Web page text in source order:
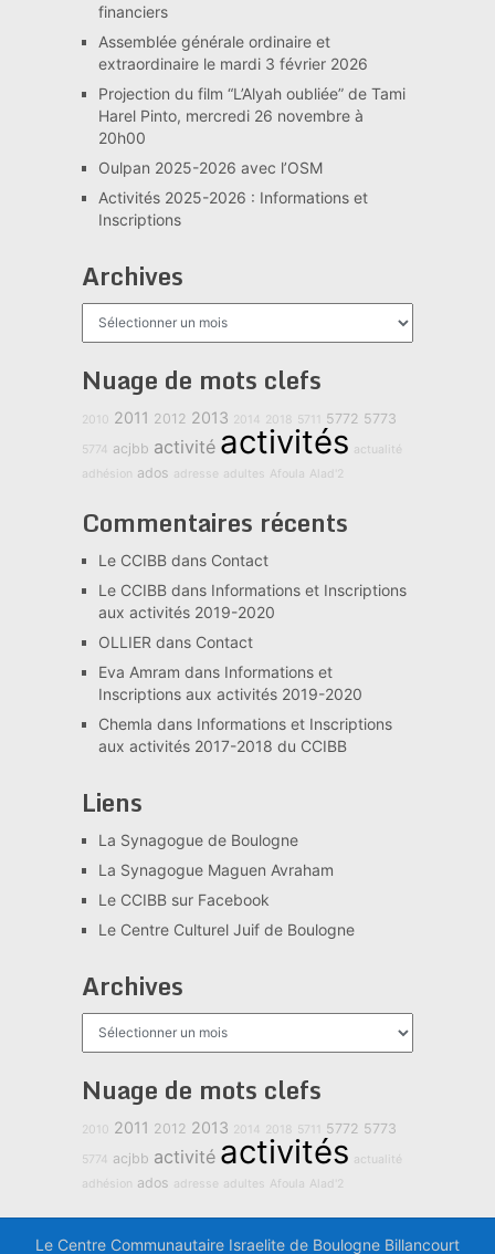
financiers
Assemblée générale ordinaire et
extraordinaire le mardi 3 février 2026
Projection du film “L’Alyah oubliée” de Tami
Harel Pinto, mercredi 26 novembre à
20h00
Oulpan 2025-2026 avec l’OSM
Activités 2025-2026 : Informations et
Inscriptions
Archives
Archives
Nuage de mots clefs
2010 2011 2012 2013 2014 2018 5711 5772 5773
5774 acjbb activité activités actualité
adhésion ados adresse adultes Afoula Alad'2
Commentaires récents
Le CCIBBdans Contact
Le CCIBBdans Informations et Inscriptions
aux activités 2019-2020
OLLIER dans Contact
Eva Amram dans Informations et
Inscriptions aux activités 2019-2020
Chemla dans Informations et Inscriptions
aux activités 2017-2018 du CCIBB
Liens
La Synagogue de Boulogne
La Synagogue Maguen Avraham
Le CCIBB sur Facebook
Le Centre Culturel Juif de Boulogne
Archives
Archives
Nuage de mots clefs
2010 2011 2012 2013 2014 2018 5711 5772 5773
5774 acjbb activité activités actualité
adhésion ados adresse adultes Afoula Alad'2
Le Centre Communautaire Israelite de Boulogne Billancourt